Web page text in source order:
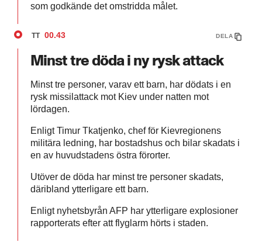
som godkände det omstridda målet.
TT 00.43 DELA
Minst tre döda i ny rysk attack
Minst tre personer, varav ett barn, har dödats i en
rysk missilattack mot Kiev under natten mot
lördagen.
Enligt Timur Tkatjenko, chef för Kievregionens
militära ledning, har bostadshus och bilar skadats i
en av huvudstadens östra förorter.
Utöver de döda har minst tre personer skadats,
däribland ytterligare ett barn.
Enligt nyhetsbyrån AFP har ytterligare explosioner
rapporterats efter att flyglarm hörts i staden.